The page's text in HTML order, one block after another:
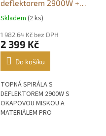
deflektorem 2900W +
Okapová miska
Průměrné
produktu
je
5,0
hvězdiček.
Skladem (2 ks)
1 982,64 Kč bez DPH
2 399 Kč
Do košíku
TOPNÁ SPIRÁLA S
DEFLEKTOREM 2900W S
OKAPOVOU MISKOU A
MATERIÁLEM PRO